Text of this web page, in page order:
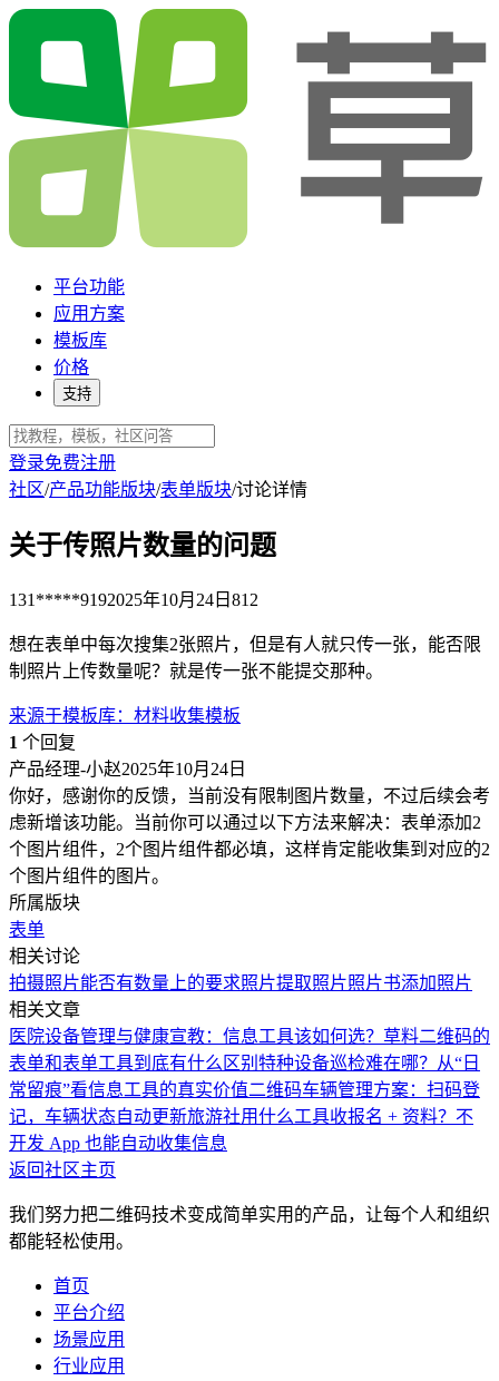
平台功能
应用方案
模板库
价格
支持
登录免费注册
社区/产品功能版块/表单版块/讨论详情
关于传照片数量的问题
131*****9192025年10月24日 812
想在表单中每次搜集2张照片，但是有人就只传一张，能否限
制照片上传数量呢？就是传一张不能提交那种。
来源于模板库： 材料收集模板
1 个回复
产品经理-小赵2025年10月24日
你好，感谢你的反馈，当前没有限制图片数量，不过后续会考
虑新增该功能。当前你可以通过以下方法来解决：表单添加2
个图片组件，2个图片组件都必填，这样肯定能收集到对应的2
个图片组件的图片。
所属版块
表单
相关讨论
拍摄照片能否有数量上的要求照片提取照片照片书添加照片
相关文章
医院设备管理与健康宣教：信息工具该如何选？ 草料二维码的
表单和表单工具到底有什么区别 特种设备巡检难在哪？从“日
常留痕”看信息工具的真实价值二维码车辆管理方案：扫码登
记，车辆状态自动更新旅游社用什么工具收报名 + 资料？不
开发 App 也能自动收集信息
返回社区主页
我们努力把二维码技术变成简单实用的产品，让每个人和组织
都能轻松使用。
首页
平台介绍
场景应用
行业应用